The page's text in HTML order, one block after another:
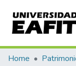
Communities &
Home